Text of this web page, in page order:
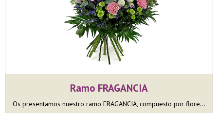
Ramo FRAGANCIA
Os presentamos nuestro ramo FRAGANCIA, compuesto por flore...